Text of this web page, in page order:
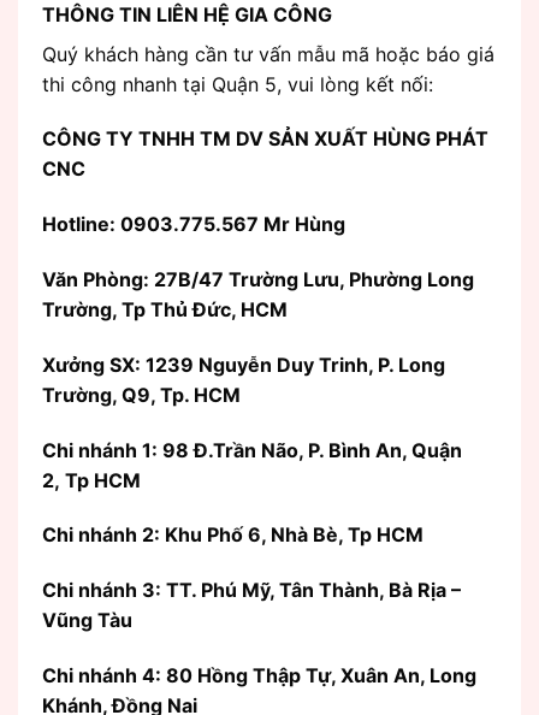
THÔNG TIN LIÊN HỆ GIA CÔNG
Quý khách hàng cần tư vấn mẫu mã hoặc báo giá
thi công nhanh tại Quận 5, vui lòng kết nối:
CÔNG TY TNHH TM DV SẢN XUẤT HÙNG PHÁT
CNC
Hotline: 0903.775.567 Mr Hùng
Văn Phòng: 27B/47 Trường Lưu, Phường Long
Trường, Tp Thủ Đức, HCM
Xưởng SX: 1239 Nguyễn Duy Trinh, P. Long
Trường, Q9, Tp. HCM
Chi nhánh 1: 98 Đ.Trần Não, P. Bình An, Quận
2, Tp HCM
Chi nhánh 2: Khu Phố 6, Nhà Bè, Tp HCM
Chi nhánh 3: TT. Phú Mỹ, Tân Thành, Bà Rịa –
Vũng Tàu
Chi nhánh 4: 80 Hồng Thập Tự, Xuân An, Long
Khánh, Đồng Nai